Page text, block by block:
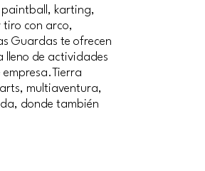
paintball, karting,
con arco,
Guardas te ofrecen
lleno de actividades
multiaventura,
donde también